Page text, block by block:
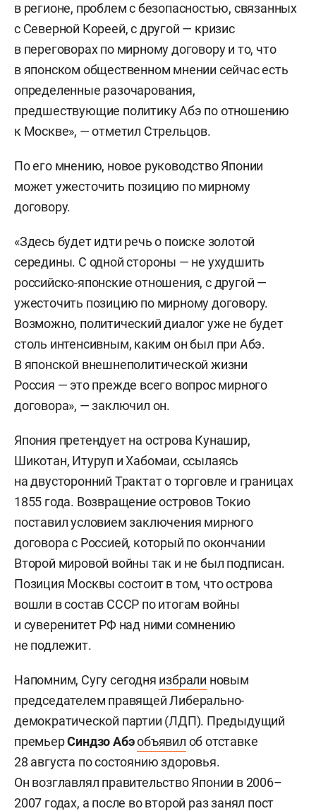
в регионе, проблем с безопасностью, связанных
с Северной Кореей, с другой — кризис
в переговорах по мирному договору и то, что
в японском общественном мнении сейчас есть
определенные разочарования,
предшествующие политику Абэ по отношению
к Москве», — отметил Стрельцов.
По его мнению, новое руководство Японии
может ужесточить позицию по мирному
договору.
«Здесь будет идти речь о поиске золотой
середины. С одной стороны — не ухудшить
российско-японские отношения, с другой —
ужесточить позицию по мирному договору.
Возможно, политический диалог уже не будет
столь интенсивным, каким он был при Абэ.
В японской внешнеполитической жизни
Россия — это прежде всего вопрос мирного
договора», — заключил он.
Япония претендует на острова Кунашир,
Шикотан, Итуруп и Хабомаи, ссылаясь
на двусторонний Трактат о торговле и границах
1855 года. Возвращение островов Токио
поставил условием заключения мирного
договора с Россией, который по окончании
Второй мировой войны так и не был подписан.
Позиция Москвы состоит в том, что острова
вошли в состав СССР по итогам войны
и суверенитет РФ над ними сомнению
не подлежит.
Напомним, Сугу сегодня избрали новым
председателем правящей Либерально-
демократической партии (ЛДП). Предыдущий
премьерСиндзо Абэобъявил об отставке
28 августа по состоянию здоровья.
Он возглавлял правительство Японии в 2006–
2007 годах, а после во второй раз занял пост